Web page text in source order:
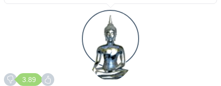
3.89